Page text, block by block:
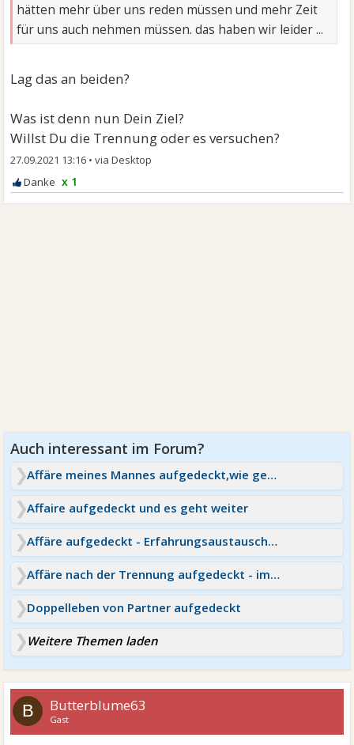
hätten mehr über uns reden müssen und mehr Zeit
für uns auch nehmen müssen. das haben wir leider ...
Lag das an beiden?
Was ist denn nun Dein Ziel?
Willst Du die Trennung oder es versuchen?
27.09.2021 13:16 •
x 1
Affäre meines Mannes aufgedeckt,wie geht es weiter
Affaire aufgedeckt und es geht weiter
Affäre aufgedeckt - Erfahrungsaustausch für beide Seiten
Affäre nach der Trennung aufgedeckt - immer geahnt!
Doppelleben von Partner aufgedeckt
Weitere Themen laden
B Butterblume63
Gast